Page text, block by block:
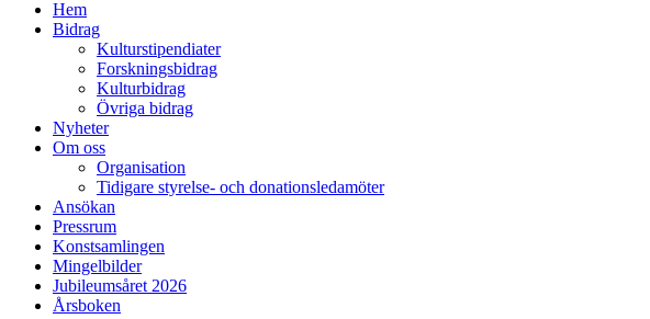
Hem
Bidrag
Kulturstipendiater
Forskningsbidrag
Kulturbidrag
Övriga bidrag
Nyheter
Om oss
Organisation
Tidigare styrelse- och donationsledamöter
Ansökan
Pressrum
Konstsamlingen
Mingelbilder
Jubileumsåret 2026
Årsboken